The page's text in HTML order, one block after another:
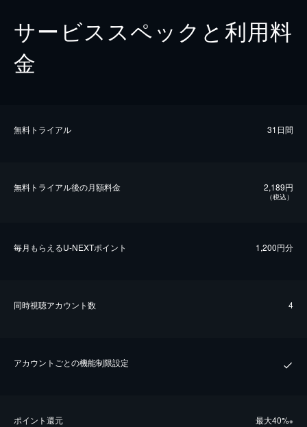
サービススペックと利用料
金
無料トライアル 31日間
無料トライアル後の⽉額料金 2,189円
（税込）
毎⽉もらえるU-NEXTポイント 1,200円分
同時視聴アカウント数 4
アカウントごとの機能制限設定
ポイント還元 最⼤40%※